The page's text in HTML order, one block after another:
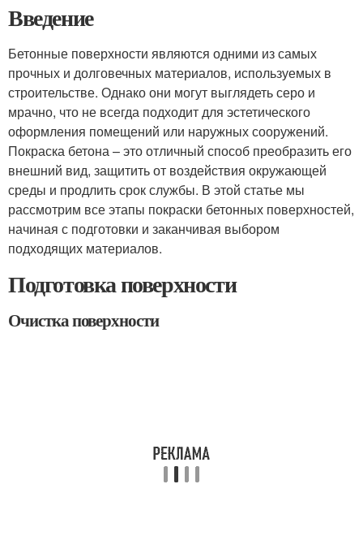
Введение
Бетонные поверхности являются одними из самых
прочных и долговечных материалов, используемых в
строительстве. Однако они могут выглядеть серо и
мрачно, что не всегда подходит для эстетического
оформления помещений или наружных сооружений.
Покраска бетона – это отличный способ преобразить его
внешний вид, защитить от воздействия окружающей
среды и продлить срок службы. В этой статье мы
рассмотрим все этапы покраски бетонных поверхностей,
начиная с подготовки и заканчивая выбором
подходящих материалов.
Подготовка поверхности
Очистка поверхности